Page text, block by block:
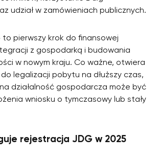
udział w zamówieniach publicznych.
to pierwszy krok do finansowej
z gospodarką i budowania
w nowym kraju. Co ważne, otwiera
legalizacji pobytu na dłuższy czas,
działalność gospodarcza może być
wniosku o tymczasowy lub stały
rejestracja JDG w 2025